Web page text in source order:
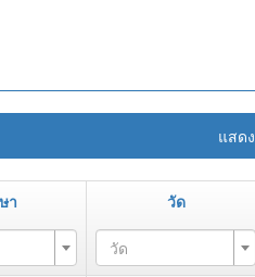
แสดง
า วัด
วัด